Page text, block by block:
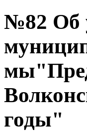
№82 Об
годы"